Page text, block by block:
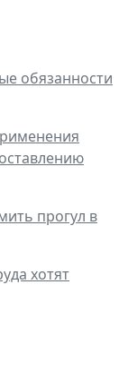
обязанности
прогул в
хотят